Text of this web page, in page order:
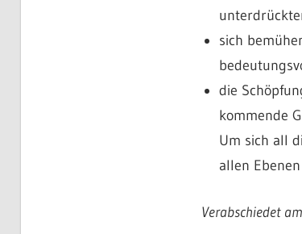
sich
die
kommende
Um sich all
allen
Verabschiedet